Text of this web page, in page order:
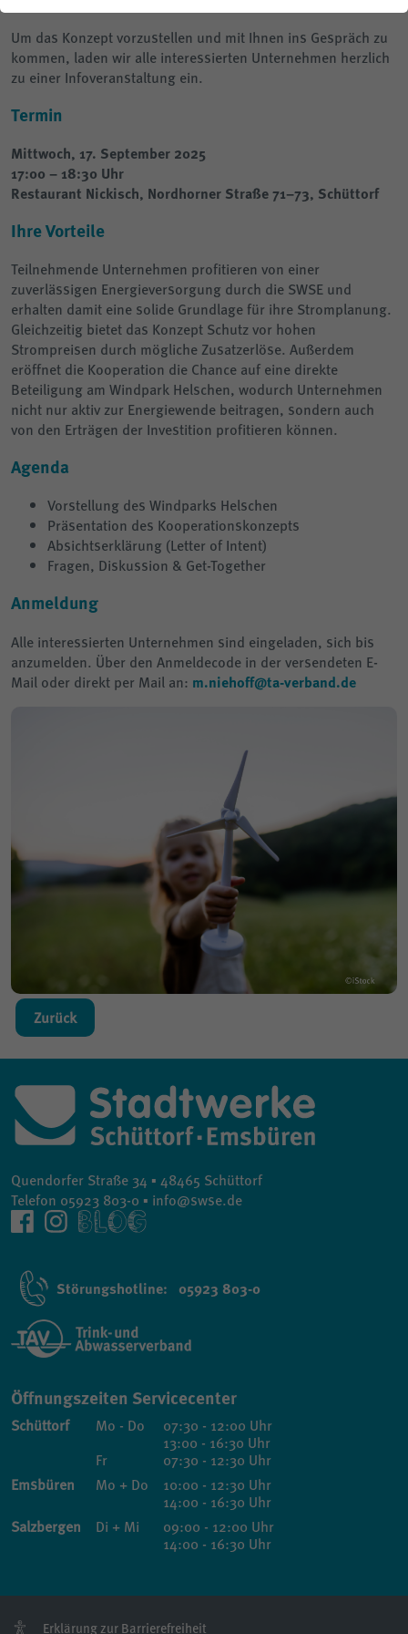
Um das Konzept vorzustellen und mit Ihnen ins Gespräch zu
kommen, laden wir alle interessierten Unternehmen herzlich
zu einer Infoveranstaltung ein.
Termin
Mittwoch, 17. September 2025
17:00 – 18:30 Uhr
Restaurant Nickisch, Nordhorner Straße 71–73, Schüttorf
Ihre Vorteile
Teilnehmende Unternehmen profitieren von einer
zuverlässigen Energieversorgung durch die SWSE und
erhalten damit eine solide Grundlage für ihre Stromplanung.
Gleichzeitig bietet das Konzept Schutz vor hohen
Strompreisen durch mögliche Zusatzerlöse. Außerdem
eröffnet die Kooperation die Chance auf eine direkte
Beteiligung am Windpark Helschen, wodurch Unternehmen
nicht nur aktiv zur Energiewende beitragen, sondern auch
von den Erträgen der Investition profitieren können.
Agenda
Vorstellung des Windparks Helschen
Präsentation des Kooperationskonzepts
Absichtserklärung (Letter of Intent)
Fragen, Diskussion & Get-Together
Anmeldung
Alle interessierten Unternehmen sind eingeladen, sich bis
anzumelden. Über den Anmeldecode in der versendeten E-
Mail oder direkt per Mail an: m.niehoff@ta-verband.de
Zurück
Quendorfer Straße 34 ▪ 48465 Schüttorf
Telefon 05923 803-0 ▪ info@swse.de
Störungshotline: 05923 803-0
Öffnungszeiten Servicecenter
Schüttorf
Mo - Do
Fr
07:30 - 12:00 Uhr
13:00 - 16:30 Uhr
07:30 - 12:30 Uhr
Emsbüren
Mo + Do
10:00 - 12:30 Uhr
14:00 - 16:30 Uhr
Salzbergen
Di + Mi
09:00 - 12:00 Uhr
14:00 - 16:30 Uhr
Erklärung zur Barrierefreiheit